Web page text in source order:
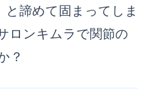
と諦めて固まってしま
ロンキムラで関節の
？